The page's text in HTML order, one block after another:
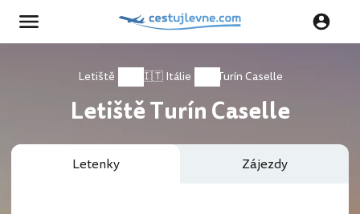
Letiště 🇮🇹 Itálie Turín Caselle
Letiště Turín Caselle
Letenky Zájezdy